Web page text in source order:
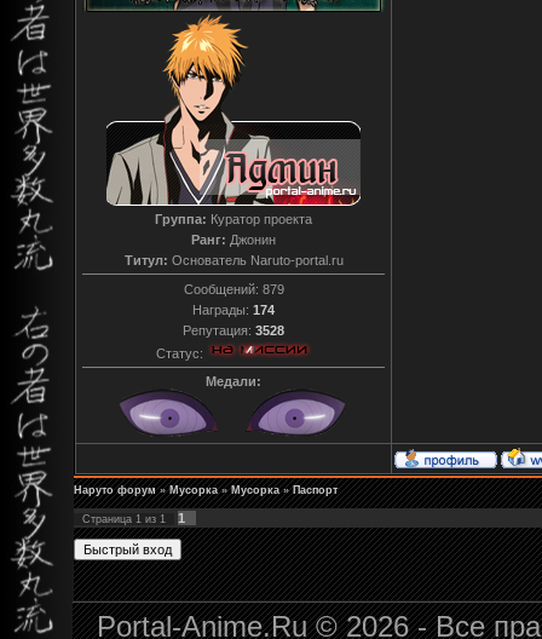
Группа: Куратор проекта
Ранг: Джонин
Титул: Основатель Naruto-portal.ru
Сообщений: 879
Награды: 174
Репутация: 3528
Статус:
Медали:
Наруто форум » Мусорка » Мусорка » Паспорт
Страница 1 из 1 1
Portal-Anime.Ru © 2026 - Все